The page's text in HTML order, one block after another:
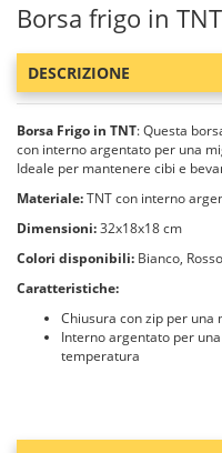
Borsa frigo in
DESCRIZIONE
Borsa Frigo in TNT: Questa
con interno argentato per una
Ideale per mantenere cibi e
Materiale:TNT con interno
Dimensioni:32x18x18 cm
Colori disponibili: Bianco,
Caratteristiche:
Chiusura con zip per una
Interno argentato per
temperatura